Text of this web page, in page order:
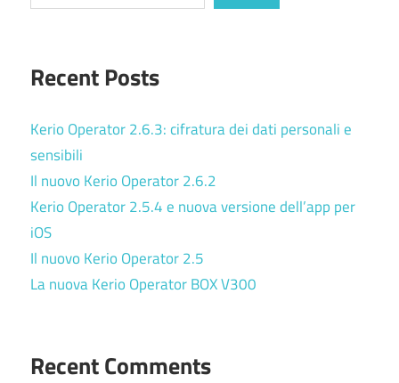
Recent Posts
Kerio Operator 2.6.3: cifratura dei dati personali e
sensibili
Il nuovo Kerio Operator 2.6.2
Kerio Operator 2.5.4 e nuova versione dell’app per
iOS
Il nuovo Kerio Operator 2.5
La nuova Kerio Operator BOX V300
Recent Comments